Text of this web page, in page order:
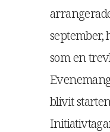
september,
som en
blivit